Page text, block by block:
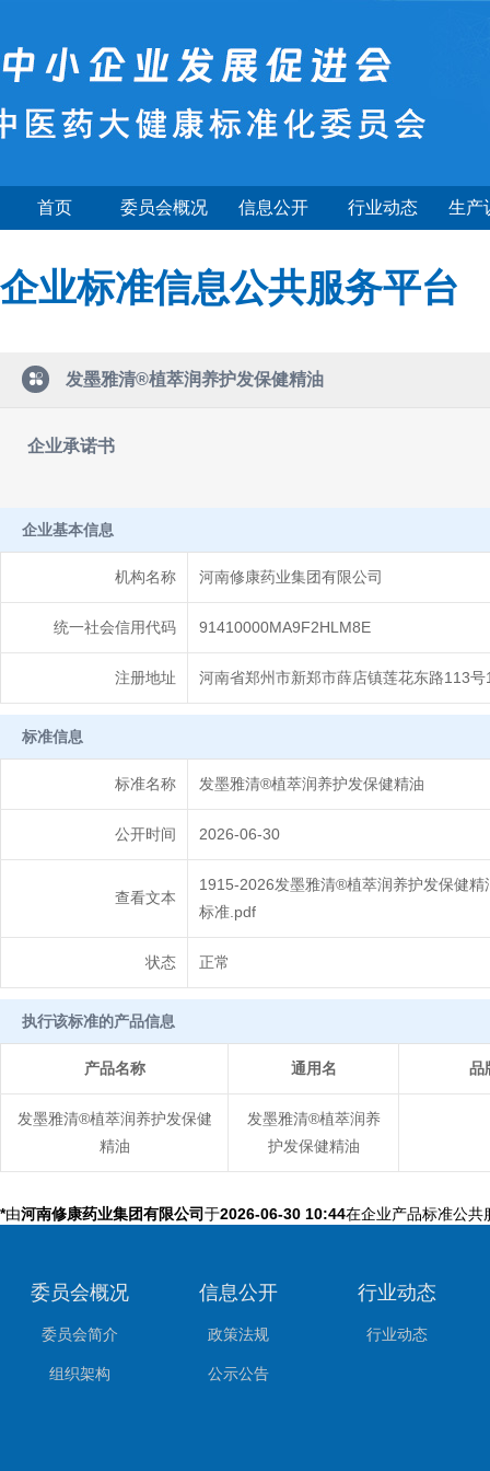
首页 委员会概况 信息公开 行业动态 生产
企业标准信息公共服务平台
发墨雅清®植萃润养护发保健精油
企业承诺书
企业基本信息
机构名称 河南修康药业集团有限公司
统一社会信用代码 91410000MA9F2HLM8E
注册地址 河南省郑州市新郑市薛店镇莲花东路113号
标准信息
标准名称 发墨雅清®植萃润养护发保健精油
公开时间 2026-06-30
查看文本
1915-2026发墨雅清®植萃润养护发保健精
标准.pdf
状态 正常
执行该标准的产品信息
产品名称 通用名 品
发墨雅清®植萃润养护发保健
精油
发墨雅清®植萃润养
护发保健精油
*由河南修康药业集团有限公司于2026-06-30 10:44在企业产品标准公共
委员会概况
委员会简介
组织架构
信息公开
政策法规
公示公告
行业动态
行业动态